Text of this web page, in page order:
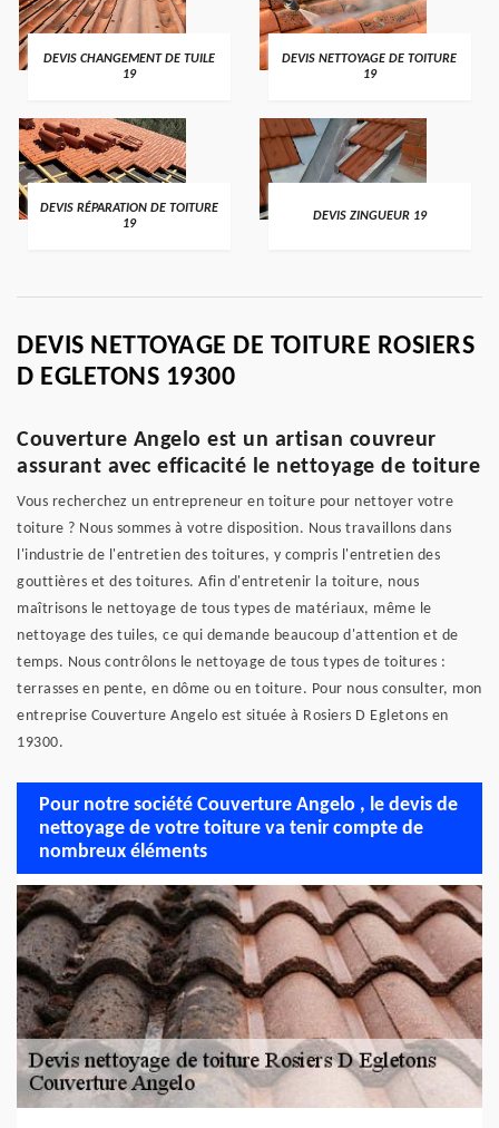
DEVIS CHANGEMENT DE TUILE
19
DEVIS NETTOYAGE DE TOITURE
19
DEVIS RÉPARATION DE TOITURE
19
DEVIS ZINGUEUR 19
DEVIS NETTOYAGE DE TOITURE ROSIERS
D EGLETONS 19300
Couverture Angelo est un artisan couvreur
assurant avec efficacité le nettoyage de toiture
Vous recherchez un entrepreneur en toiture pour nettoyer votre
toiture ? Nous sommes à votre disposition. Nous travaillons dans
l'industrie de l'entretien des toitures, y compris l'entretien des
gouttières et des toitures. Afin d'entretenir la toiture, nous
maîtrisons le nettoyage de tous types de matériaux, même le
nettoyage des tuiles, ce qui demande beaucoup d'attention et de
temps. Nous contrôlons le nettoyage de tous types de toitures :
terrasses en pente, en dôme ou en toiture. Pour nous consulter, mon
entreprise Couverture Angelo est située à Rosiers D Egletons en
19300.
Pour notre société Couverture Angelo , le devis de
nettoyage de votre toiture va tenir compte de
nombreux éléments